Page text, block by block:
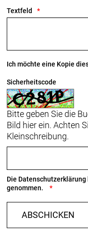
Räder: Bontrager
Tubeless Ready,
Bontrager Aeolus
Ready, Shimano 11/
Steckachse
Textfeld
Ich möchte eine Kopie
Sicherheitscode
Bitte geben Sie die
Bild hier ein. Achten
Kleinschreibung.
Die Datenschutzerklärung
genommen.
ABSCHICKEN